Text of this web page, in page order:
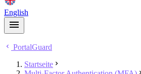
English
PortalGuard
Startseite